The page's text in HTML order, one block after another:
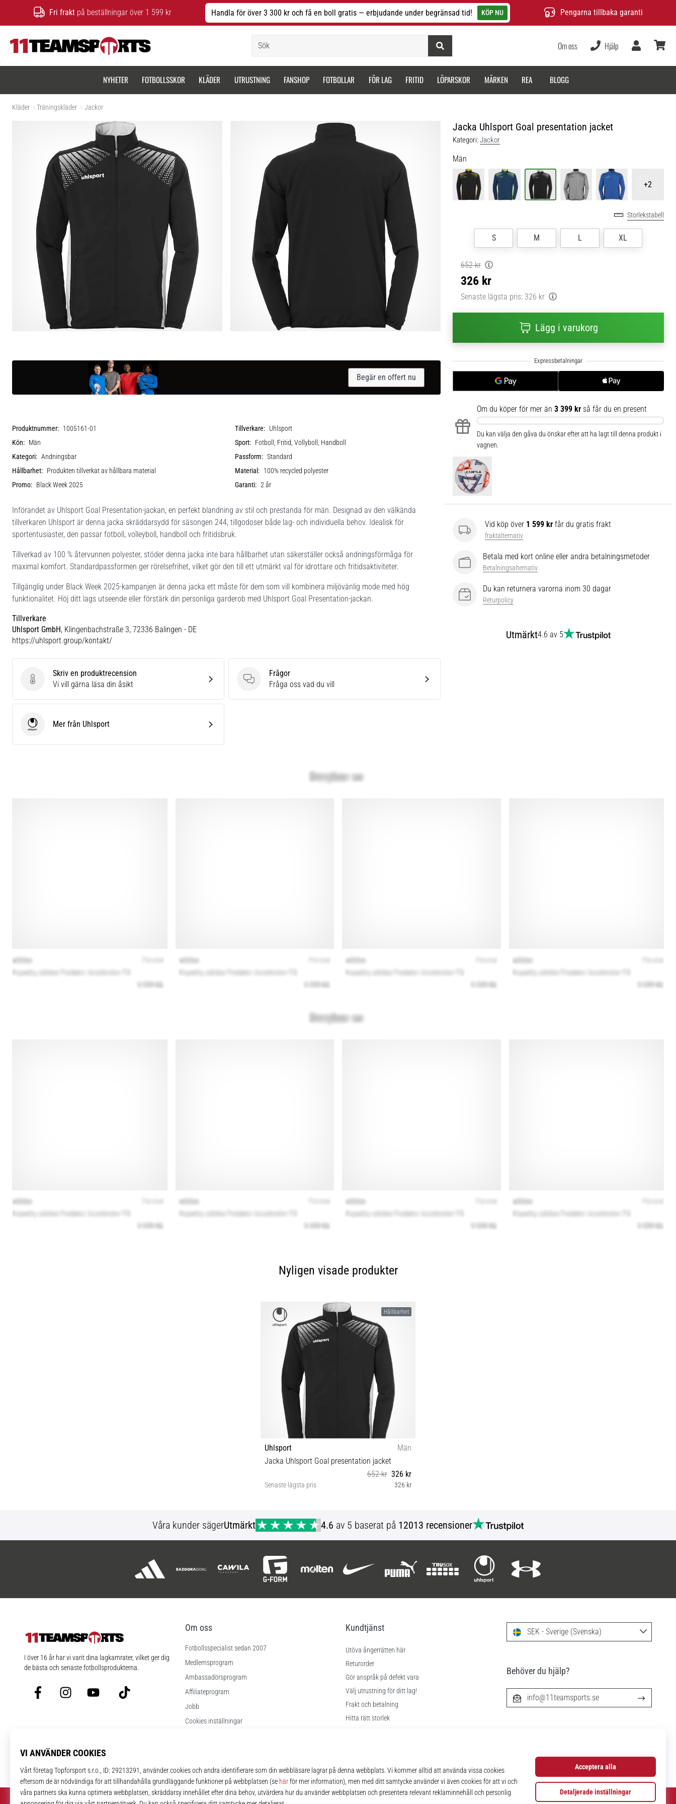
Fri frakt på beställningar över 1 599 kr Handla för över 3 300 kr och få en boll gratis — erbjudande under begränsad tid! KÖP NU Pengarna tillbaka garanti
Om oss Hjälp
NYHETER FOTBOLLSSKOR KLÄDER UTRUSTNING FANSHOP FOTBOLLAR FÖR LAG FRITID LÖPARSKOR MÄRKEN REA BLOGG
Kläder Träningskläder Jackor
Jacka Uhlsport Goal presentation jacket
Kategori:Jackor
Män
+2
Storlekstabell
S M L XL
652 kr
326 kr
Senaste lägsta pris: 326 kr
Lägg i varukorg
Om du köper för mer än 3 399 kr så får du en present
Du kan välja den gåva du önskar efter att ha lagt till denna produkt i
vagnen.
Vid köp över 1 599 kr får du gratis frakt
fraktalternativ
Betala med kort online eller andra betalningsmetoder
Betalningsalternativ
Du kan returnera varorna inom 30 dagar
Returpolicy
Utmärkt4.6 av 5
Begär en offert nu
Produktnummer: 1005161-01 Tillverkare: Uhlsport
Kön: Män Sport: Fotboll, Fritid, Vollyboll, Handboll
Kategori: Andningsbar Passform: Standard
Hållbarhet: Produkten tillverkat av hållbara material Material: 100% recycled polyester
Promo: Black Week 2025 Garanti: 2 år
Införandet av Uhlsport Goal Presentation-jackan, en perfekt blandning av stil och prestanda för män. Designad av den välkända
tillverkaren Uhlsport är denna jacka skräddarsydd för säsongen 244, tillgodoser både lag- och individuella behov. Idealisk för
sportentusiaster, den passar fotboll, volleyboll, handboll och fritidsbruk.
Tillverkad av 100 % återvunnen polyester, stöder denna jacka inte bara hållbarhet utan säkerställer också andningsförmåga för
maximal komfort. Standardpassformen ger rörelsefrihet, vilket gör den till ett utmärkt val för idrottare och fritidsaktiviteter.
Tillgänglig under Black Week 2025-kampanjen är denna jacka ett måste för dem som vill kombinera miljövänlig mode med hög
funktionalitet. Höj ditt lags utseende eller förstärk din personliga garderob med Uhlsport Goal Presentation-jackan.
Tillverkare
Uhlsport GmbH, Klingenbachstraße 3, 72336 Balingen - DE
https://uhlsport.group/kontakt/
Skriv en produktrecension
Skriv en produktrecension
Vi vill gärna läsa din åsikt
Frågor
Frågor
Fråga oss vad du vill
UhlsportMer från Uhlsport
Nyligen visade produkter
Hållbarhet
Uhlsport
Män
Jacka Uhlsport Goal presentation jacket
652 kr 326 kr
Senaste lägsta pris 326 kr
Våra kunder sägerUtmärkt 4.6 av 5 baserat på 12013 recensioner
11teamsports.se
I över 16 år har vi varit dina lagkamrater, vilket ger dig
de bästa och senaste fotbollsprodukterna.
FacebookInstagramYouTubeTikTok
Om oss
Fotbollsspecialist sedan 2007
Medlemsprogram
Ambassadörsprogram
Affiliateprogram
Jobb
Cookies inställningar
Kundtjänst
Utöva ångerrätten här
Returorder
Gör anspråk på defekt vara
Välj utrustning för ditt lag!
Frakt och betalning
Hitta rätt storlek
SEK - Sverige (Svenska)
Behöver du hjälp?
info@11teamsports.se